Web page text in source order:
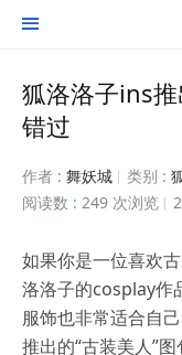

狐洛洛子ins推
错过
作者 : 舞妖城 类别 :
阅读数 : 249 次浏览
如果你是一位喜欢
洛洛子的cosplay作
服饰也非常适合自
推出的“古装美人”